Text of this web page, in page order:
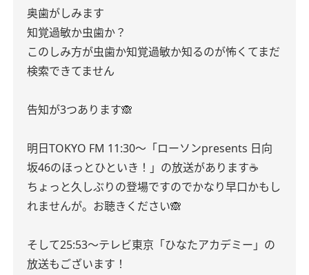
奥歯がしみます
知覚過敏か虫歯か？
このしみ方が虫歯か知覚過敏か知るのが怖くてまだ
検索できてません
告知が3つあります🙈
明日TOKYO FM 11:30〜「ローソンpresents 日向
坂46のほっとひといき！」の放送があります☕
ちょっと久しぶりの登場ですのでかなり早口かもし
れませんが。お聴きください🙈
そして25:53〜テレビ東京「ひなたアカデミー」の
放送もございます！